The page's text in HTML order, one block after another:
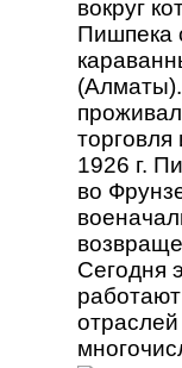
вокруг
Пишпека
(Алматы).
1926 г.
во
Сегодня